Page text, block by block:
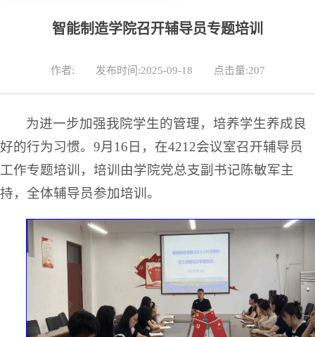
智能制造学院召开辅导员专题培训
作者: 发布时间:2025-09-18 点击量:207
为进一步加强我院学生的管理，培养学生养成良
好的行为习惯。9月16日，在4212会议室召开辅导员
工作专题培训，培训由学院党总支副书记陈敏军主
持，全体辅导员参加培训。